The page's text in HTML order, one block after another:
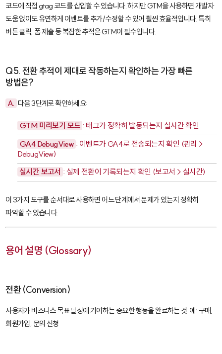
코드에 직접 gtag 코드를 삽입할 수 있습니다. 하지만 GTM을 사용하면 개발자
도움 없이도 유연하게 이벤트를 추가/수정할 수 있어 훨씬 효율적입니다. 특히
버튼 클릭, 폼 제출 등 복잡한 추적은 GTM이 필수입니다.
Q5. 전환 추적이 제대로 작동하는지 확인하는 가장 빠른
방법은?
A. 다음 3단계로 확인하세요:
GTM 미리보기 모드 : 태그가 정확히 발동되는지 실시간 확인
GA4 DebugView : 이벤트가 GA4로 전송되는지 확인 (관리 >
DebugView)
실시간 보고서 : 실제 전환이 기록되는지 확인 (보고서 > 실시간)
이 3가지 도구를 순서대로 사용하면 어느 단계에서 문제가 있는지 정확히
파악할 수 있습니다.
용어 설명 (Glossary)
전환 (Conversion)
사용자가 비즈니스 목표 달성에 기여하는 중요한 행동을 완료하는 것. 예: 구매,
회원가입, 문의 신청